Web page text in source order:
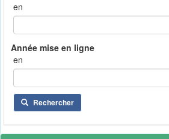
en
en
Rechercher